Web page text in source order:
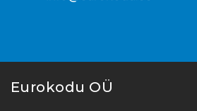
Eurokodu OÜ